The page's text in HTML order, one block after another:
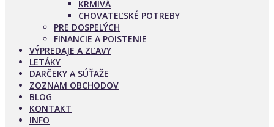
KRMIVÁ
CHOVATEĽSKÉ POTREBY
PRE DOSPELÝCH
FINANCIE A POISTENIE
VÝPREDAJE A ZĽAVY
LETÁKY
DARČEKY A SÚŤAŽE
ZOZNAM OBCHODOV
BLOG
KONTAKT
INFO